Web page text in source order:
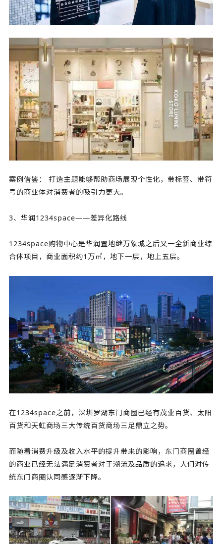
案例借鉴： 打造主题能够帮助商场展现个性化，带标签、带符
号的商业体对消费者的吸引力更大。
3、华润1234space——差异化路线
1234space购物中心是华润置地继万象城之后又一全新商业综
合体项目，商业面积约1万㎡，地下一层，地上五层。
在1234space之前，深圳罗湖东门商圈已经有茂业百货、太阳
百货和天虹商场三大传统百货商场三足鼎立之势。
而随着消费升级及收入水平的提升带来的影响，东门商圈曾经
的商业已经无法满足消费者对于潮流及品质的追求，人们对传
统东门商圈认同感逐渐下降。